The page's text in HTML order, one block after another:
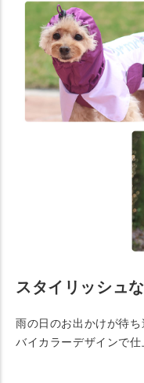
スタイリッシュ
雨の日のお出かけが待
バイカラーデザインで仕